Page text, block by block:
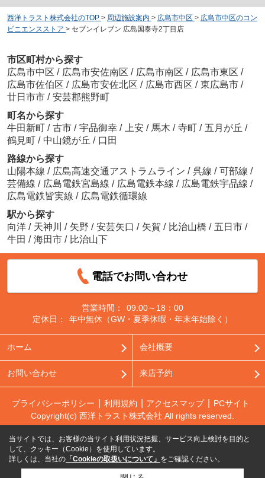
西洋トラスト株式会社のTOP > 周辺施設案内 > 広島市中区 > 広島市中区のコン
ビニエンスストア > セブンイレブン 広島国泰寺2丁目店
市区町村から探す
広島市中区 / 広島市安佐南区 / 広島市南区 / 広島市東区 /
広島市佐伯区 / 広島市安佐北区 / 広島市西区 / 東広島市 /
廿日市市 / 安芸郡熊野町
町名から探す
牛田新町 / 古市 / 宇品御幸 / 上安 / 馬木 / 寺町 / 五月が丘 /
鶴見町 / 中山鏡が丘 / 口田
路線から探す
山陽本線 / 広島高速交通アストラムライン / 呉線 / 可部線 /
芸備線 / 広島電鉄宮島線 / 広島電鉄本線 / 広島電鉄宇品線 /
広島電鉄皆実線 / 広島電鉄循環線
駅から探す
向洋 / 天神川 / 矢野 / 安芸矢口 / 矢賀 / 比治山橋 / 五日市 /
牛田 / 海田市 / 比治山下
電話でお問い合わせ
営業時間：
09:00～18：00
定休日：
年中無休（GW・夏季休暇・年末年始除く）
ホーム 会社概要
お問い合わせ 来店予約
プライバシーポリシー 利用規約 アクセスマップ
PCサイト
Copyright(c) 西洋トラスト株式会社 All rights reserved.
当サイトでは、お客様の当サイト利用状況把握、サービス向上検討を目的と
して、クッキー（Cookie）を使用しています。
詳しくは、当社の 「Cookieの取扱いについて」 をご確認ください。